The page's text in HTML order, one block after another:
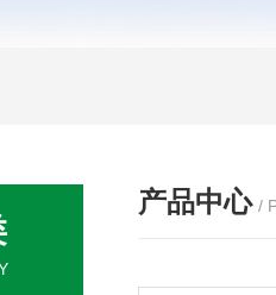
产品中心 /